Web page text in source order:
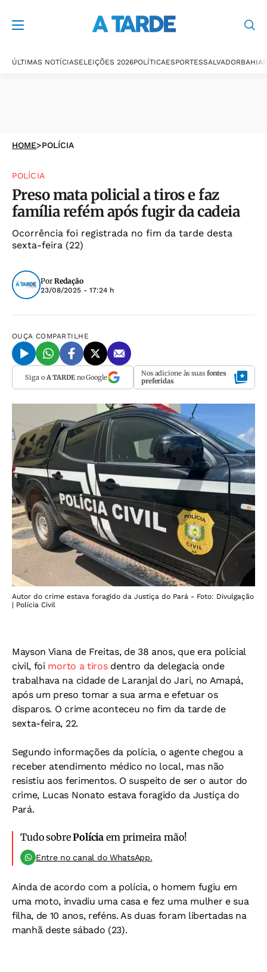
ÚLTIMAS NOTÍCIASELEIÇÕES 2026POLÍTICAESPORTESSALVADORBAHIA
HOME>POLÍCIA
POLÍCIA
Preso mata policial a tiros e faz
família refém após fugir da cadeia
Ocorrência foi registrada no fim da tarde desta
sexta-feira (22)
Por Redação
23/08/2025 - 17:24 h
OUÇA COMPARTILHE
Siga o A TARDEno Google Nos adicione às suas fontes
preferidas
Autor do crime estava foragido da Justiça do Pará - Foto: Divulgação
| Polícia Civil
Mayson Viana de Freitas, de 38 anos, que era policial
civil, foi morto a tirosdentro da delegacia onde
trabalhava na cidade de Laranjal do Jari, no Amapá,
após um preso tomar a sua arma e efetuar os
disparos. O crime aconteceu no fim da tarde de
sexta-feira, 22.
Segundo informações da polícia, o agente chegou a
receber atendimento médico no local, mas não
resistiu aos ferimentos. O suspeito de ser o autor do
crime, Lucas Nonato estava foragido da Justiça do
Pará.
Tudo sobrePolícia em primeira mão!
Entre no canal do WhatsApp.
Ainda de acordo com a polícia, o homem fugiu em
uma moto, invadiu uma casa e fez uma mulher e sua
filha, de 10 anos, reféns. As duas foram libertadas na
manhã deste sábado (23).